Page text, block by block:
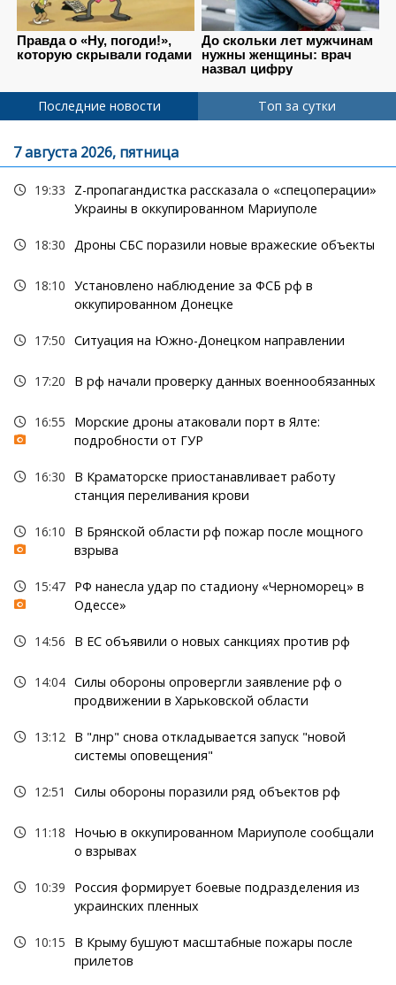
Последние новости Топ за сутки
7 августа 2026, пятница
19:33
Z-пропагандистка рассказала о «спецоперации»
Украины в оккупированном Мариуполе
18:30 Дроны СБС поразили новые вражеские объекты
18:10 Установлено наблюдение за ФСБ рф в
оккупированном Донецке
17:50 Ситуация на Южно-Донецком направлении
17:20 В рф начали проверку данных военнообязанных
16:55
Морские дроны атаковали порт в Ялте:
подробности от ГУР
16:30
В Краматорске приостанавливает работу
станция переливания крови
16:10
В Брянской области рф пожар после мощного
взрыва
15:47 РФ нанесла удар по стадиону «Черноморец» в
Одессе»
14:56 В ЕС объявили о новых санкциях против рф
14:04 Силы обороны опровергли заявление рф о
продвижении в Харьковской области
13:12 В "лнр" снова откладывается запуск "новой
системы оповещения"
12:51 Силы обороны поразили ряд объектов рф
11:18
Ночью в оккупированном Мариуполе сообщали
о взрывах
10:39
Россия формирует боевые подразделения из
украинских пленных
10:15
В Крыму бушуют масштабные пожары после
прилетов